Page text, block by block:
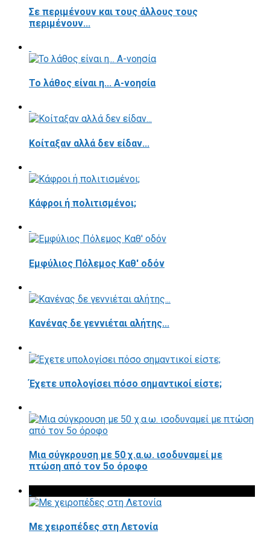
Σε περιμένουν και τους άλλους τους
περιμένουν...
Το λάθος είναι η... Α-νοησία
Κοίταξαν αλλά δεν είδαν...
Κάφροι ή πολιτισμένοι;
Εμφύλιος Πόλεμος Καθ' οδόν
Κανένας δε γεννιέται αλήτης...
Έχετε υπολογίσει πόσο σημαντικοί είστε;
Μια σύγκρουση με 50 χ.α.ω. ισοδυναμεί με
πτώση από τον 5ο όροφο
Με χειροπέδες στη Λετονία